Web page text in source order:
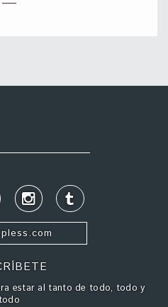
estar al tanto de todo, todo y